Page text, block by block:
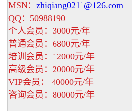
MSN： zhiqiang0211@126.com
QQ：50988190
个人会员：3000元/年
普通会员：6800元/年
培训会员：12000元/年
高级会员：20000元/年
VIP会员： 40000元/年
咨询会员：80000元/年